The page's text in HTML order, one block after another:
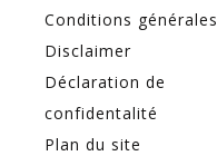
Conditions générales
Disclaimer
Déclaration de
confidentalité
Plan du site